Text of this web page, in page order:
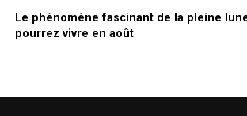
Le phénomène fascinant de la pleine
pourrez vivre en août